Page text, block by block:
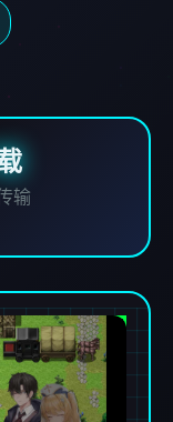
输